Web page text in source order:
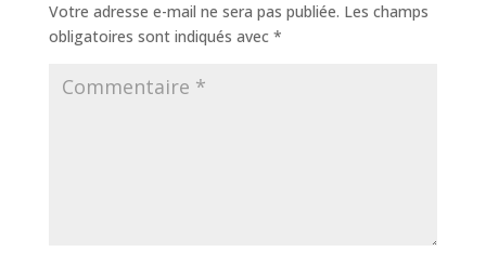
Votre adresse e-mail ne sera pas publiée. Les champs
obligatoires sont indiqués avec *